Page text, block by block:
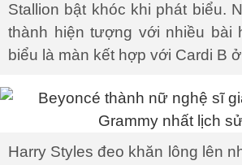
Stallion bật khóc khi phát biểu.
thành hiện tượng với nhiều bài
biểu là màn kết hợp với Cardi B
Harry Styles đeo khăn lông lên